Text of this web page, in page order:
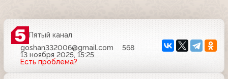
Пятый канал
goshan332006@gmail.com
568
13 ноября 2025, 15:25
Есть проблема?